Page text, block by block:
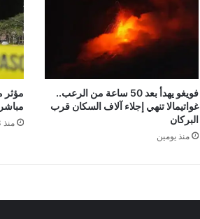
فويغو يهدأ بعد 50 ساعة من الرعب..
غواتيمالا تنهي إجلاء آلاف السكان قرب
البركان
منذ يومين
مؤثر
منذ 3 أيام